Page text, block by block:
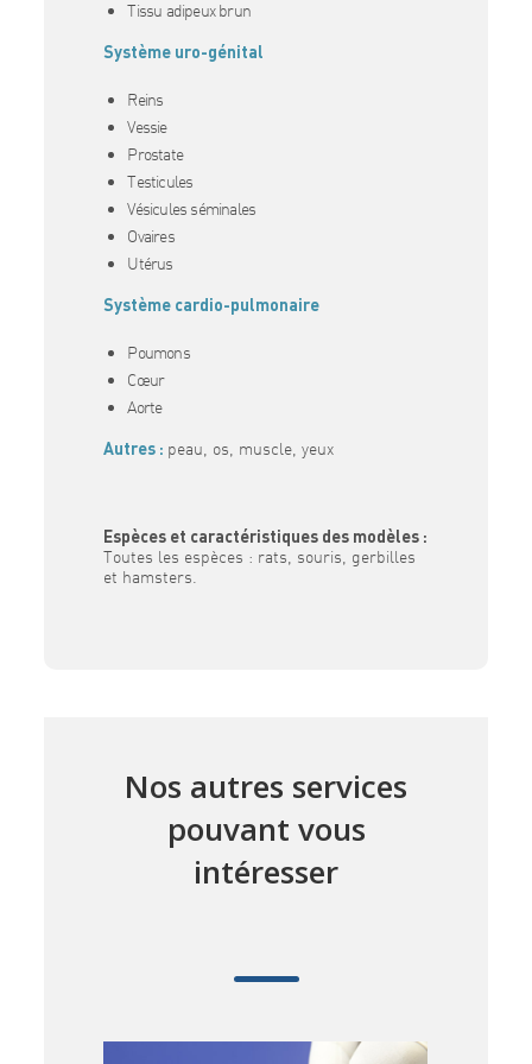
Tissu adipeux brun
Système uro-génital
Reins
Vessie
Prostate
Testicules
Vésicules séminales
Ovaires
Utérus
Système cardio-pulmonaire
Poumons
Cœur
Aorte
Autres : peau, os, muscle, yeux
Espèces et caractéristiques des modèles :
Toutes les espèces : rats, souris, gerbilles
et hamsters.
Nos autres services
pouvant vous
intéresser